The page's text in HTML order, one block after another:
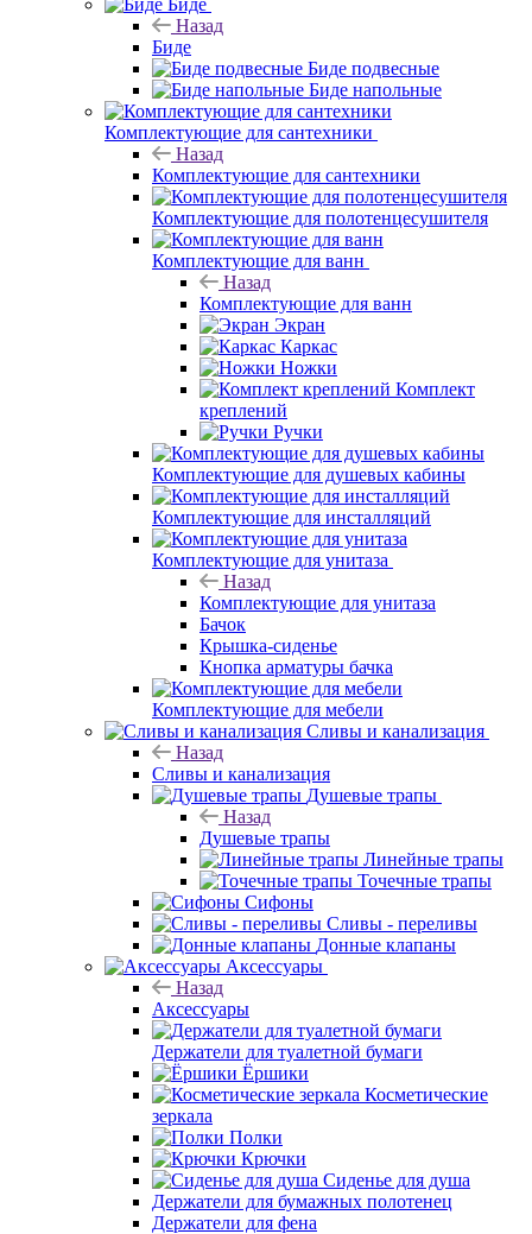
Биде
Назад
Биде
Биде подвесные
Биде напольные
Комплектующие для сантехники
Назад
Комплектующие для сантехники
Комплектующие для полотенцесушителя
Комплектующие для ванн
Назад
Комплектующие для ванн
Экран
Каркас
Ножки
Комплект
креплений
Ручки
Комплектующие для душевых кабины
Комплектующие для инсталляций
Комплектующие для унитаза
Назад
Комплектующие для унитаза
Бачок
Крышка-сиденье
Кнопка арматуры бачка
Комплектующие для мебели
Сливы и канализация
Назад
Сливы и канализация
Душевые трапы
Назад
Душевые трапы
Линейные трапы
Точечные трапы
Сифоны
Сливы - переливы
Донные клапаны
Аксессуары
Назад
Аксессуары
Держатели для туалетной бумаги
Ёршики
Косметические
зеркала
Полки
Крючки
Сиденье для душа
Держатели для бумажных полотенец
Держатели для фена